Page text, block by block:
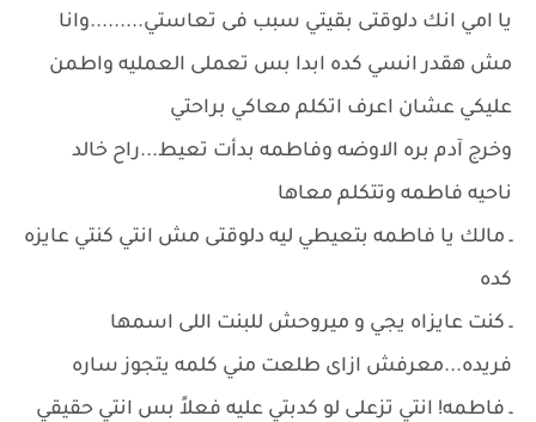
يا امي انك دلوقتى بقيتي سبب فى تعاستي.........وانا
مش هقدر انسي كده ابدا بس تعملى العمليه واطمن
عليكي عشان اعرف اتكلم معاكي براحتي
وخرج آدم بره الاوضه وفاطمه بدأت تعيط...راح خالد
ناحيه فاطمه وتتكلم معاها
ـ مالك يا فاطمه بتعيطي ليه دلوقتى مش انتي كنتي عايزه
كده
ـ كنت عايزاه يجي و ميروحش للبنت اللى اسمها
فريده...معرفش ازاى طلعت مني كلمه يتجوز ساره
ـ فاطمه! انتي تزعلى لو كدبتي عليه فعلاً بس انتي حقيقي